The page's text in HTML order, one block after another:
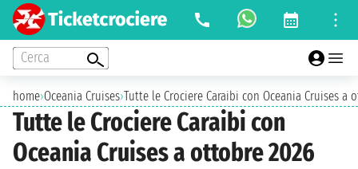
Cerca
home›Oceania Cruises›Tutte le Crociere Caraibi con Oceania Cruises a
Tutte le Crociere Caraibi con
Oceania Cruises a ottobre 2026